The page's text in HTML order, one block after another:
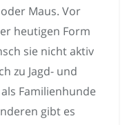
Maus. Vor
heutigen Form
sie nicht aktiv
zu Jagd- und
Familienhunde
gibt es